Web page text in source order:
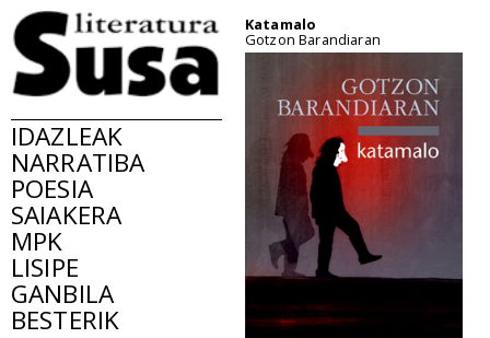
IDAZLEAK
NARRATIBA
POESIA
SAIAKERA
MPK
LISIPE
GANBILA
BESTERIK
Katamalo
Gotzon Barandiaran